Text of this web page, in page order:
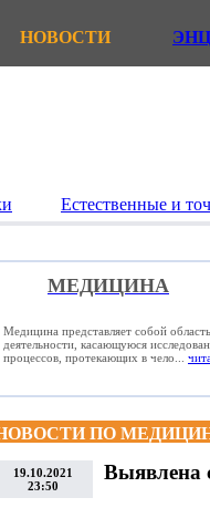
НОВОСТИ
Естественные и
МЕДИЦИНА
Медицина представляет собой
деятельности, касающуюся
процессов, протекающих в чело...
ПО
19.10.2021
23:50
Выявлена